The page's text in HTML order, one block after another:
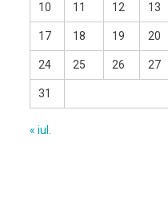
10 11 12 13
17 18 19 20
24 25 26 27
31
« iul.